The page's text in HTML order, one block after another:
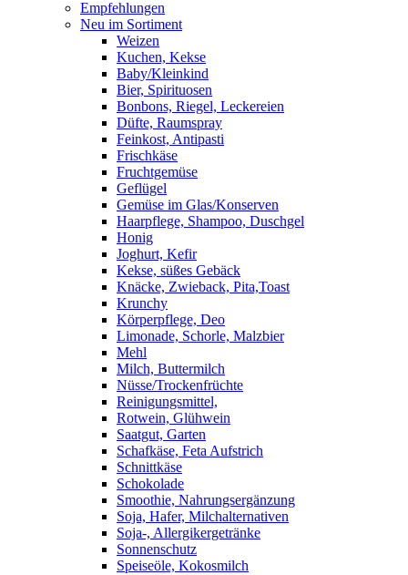
Empfehlungen
Neu im Sortiment
Weizen
Kuchen, Kekse
Baby/Kleinkind
Bier, Spirituosen
Bonbons, Riegel, Leckereien
Düfte, Raumspray
Feinkost, Antipasti
Frischkäse
Fruchtgemüse
Geflügel
Gemüse im Glas/Konserven
Haarpflege, Shampoo, Duschgel
Honig
Joghurt, Kefir
Kekse, süßes Gebäck
Knäcke, Zwieback, Pita,Toast
Krunchy
Körperpflege, Deo
Limonade, Schorle, Malzbier
Mehl
Milch, Buttermilch
Nüsse/Trockenfrüchte
Reinigungsmittel,
Rotwein, Glühwein
Saatgut, Garten
Schafkäse, Feta Aufstrich
Schnittkäse
Schokolade
Smoothie, Nahrungsergänzung
Soja, Hafer, Milchalternativen
Soja-, Allergikergetränke
Sonnenschutz
Speiseöle, Kokosmilch